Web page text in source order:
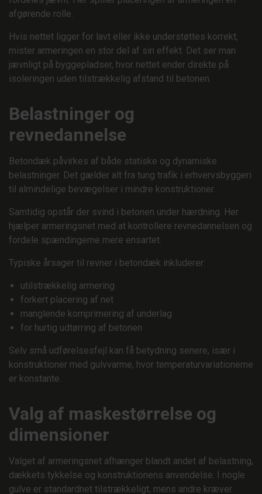
afgørende rolle.
Hvis nettet ligger for lavt eller ikke understøttes korrekt,
mister armeringen en stor del af sin effekt. Det ser man
jævnligt på byggepladser, hvor nettet ender direkte på
isoleringen uden tilstrækkelig afstand til betonen.
Belastninger og
revnedannelse
Betondæk påvirkes af både statiske og dynamiske
belastninger. Det gælder alt fra tung trafik i erhvervsbyggeri
til almindelige bevægelser i mindre konstruktioner.
Samtidig opstår der svind i betonen under hærdning. Her
hjælper armeringsnet med at kontrollere revnedannelsen og
fordele spændingerne mere ensartet.
Typiske årsager til revner i betondæk inkluderer:
utilstrækkelig armering
forkert placering af net
manglende komprimering af underlag
for hurtig udtørring af betonen
Selv små udførelsesfejl kan få betydning senere, især i
konstruktioner med gulvvarme, hvor temperaturvariationerne
er konstante.
Valg af maskestørrelse og
dimensioner
Valget af armeringsnet afhænger blandt andet af belastning,
dækkets tykkelse og konstruktionens anvendelse. I nogle
gulve er standardnet tilstrækkeligt, mens andre kræver